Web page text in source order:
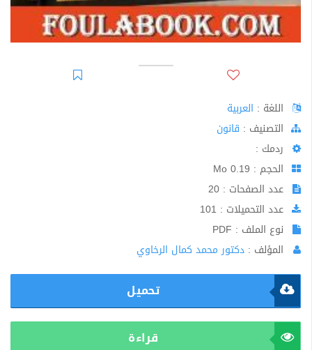
اللغة : العربية
اﻟﺘﺼﻨﻴﻒ : قانون
ردمك :
الحجم : 0.19 Mo
عدد الصفحات : 20
عدد التحميلات : 101
نوع الملف : PDF
المؤلف : دكتور محمد كمال الرخاوي
تحميل
قراءة